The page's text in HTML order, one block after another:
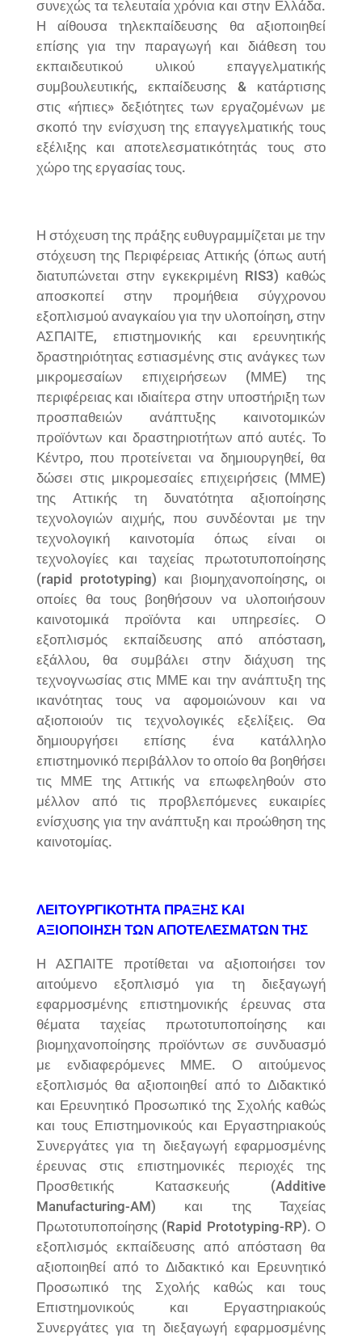
συνεχώς τα τελευταία χρόνια και στην Ελλάδα.
Η αίθουσα τηλεκπαίδευσης θα αξιοποιηθεί
επίσης για την παραγωγή και διάθεση του
εκπαιδευτικού υλικού επαγγελματικής
συμβουλευτικής, εκπαίδευσης & κατάρτισης
στις «ήπιες» δεξιότητες των εργαζομένων με
σκοπό την ενίσχυση της επαγγελματικής τους
εξέλιξης και αποτελεσματικότητάς τους στο
χώρο της εργασίας τους.
Η στόχευση της πράξης ευθυγραμμίζεται με την
στόχευση της Περιφέρειας Αττικής (όπως αυτή
διατυπώνεται στην εγκεκριμένη RIS3) καθώς
αποσκοπεί στην προμήθεια σύγχρονου
εξοπλισμού αναγκαίου για την υλοποίηση, στην
ΑΣΠΑΙΤΕ, επιστημονικής και ερευνητικής
δραστηριότητας εστιασμένης στις ανάγκες των
μικρομεσαίων επιχειρήσεων (ΜΜΕ) της
περιφέρειας και ιδιαίτερα στην υποστήριξη των
προσπαθειών ανάπτυξης καινοτομικών
προϊόντων και δραστηριοτήτων από αυτές. Το
Κέντρο, που προτείνεται να δημιουργηθεί, θα
δώσει στις μικρομεσαίες επιχειρήσεις (ΜΜΕ)
της Αττικής τη δυνατότητα αξιοποίησης
τεχνολογιών αιχμής, που συνδέονται με την
τεχνολογική καινοτομία όπως είναι οι
τεχνολογίες και ταχείας πρωτοτυποποίησης
(rapid prototyping) και βιομηχανοποίησης, οι
οποίες θα τους βοηθήσουν να υλοποιήσουν
καινοτομικά προϊόντα και υπηρεσίες. Ο
εξοπλισμός εκπαίδευσης από απόσταση,
εξάλλου, θα συμβάλει στην διάχυση της
τεχνογνωσίας στις ΜΜΕ και την ανάπτυξη της
ικανότητας τους να αφομοιώνουν και να
αξιοποιούν τις τεχνολογικές εξελίξεις. Θα
δημιουργήσει επίσης ένα κατάλληλο
επιστημονικό περιβάλλον το οποίο θα βοηθήσει
τις ΜΜΕ της Αττικής να επωφεληθούν στο
μέλλον από τις προβλεπόμενες ευκαιρίες
ενίσχυσης για την ανάπτυξη και προώθηση της
καινοτομίας.
ΛΕΙΤΟΥΡΓΙΚΟΤΗΤΑ ΠΡΑΞΗΣ ΚΑΙ
ΑΞΙΟΠΟΙΗΣΗ ΤΩΝ ΑΠΟΤΕΛΕΣΜΑΤΩΝ ΤΗΣ
Η ΑΣΠΑΙΤΕ προτίθεται να αξιοποιήσει τον
αιτούμενο εξοπλισμό για τη διεξαγωγή
εφαρμοσμένης επιστημονικής έρευνας στα
θέματα ταχείας πρωτοτυποποίησης και
βιομηχανοποίησης προϊόντων σε συνδυασμό
με ενδιαφερόμενες ΜΜΕ. Ο αιτούμενος
εξοπλισμός θα αξιοποιηθεί από το Διδακτικό
και Ερευνητικό Προσωπικό της Σχολής καθώς
και τους Επιστημονικούς και Εργαστηριακούς
Συνεργάτες για τη διεξαγωγή εφαρμοσμένης
έρευνας στις επιστημονικές περιοχές της
Προσθετικής Κατασκευής (Additive
Manufacturing-AM) και της Ταχείας
Πρωτοτυποποίησης (Rapid Prototyping-RP). Ο
εξοπλισμός εκπαίδευσης από απόσταση θα
αξιοποιηθεί από το Διδακτικό και Ερευνητικό
Προσωπικό της Σχολής καθώς και τους
Επιστημονικούς και Εργαστηριακούς
Συνεργάτες για τη διεξαγωγή εφαρμοσμένης